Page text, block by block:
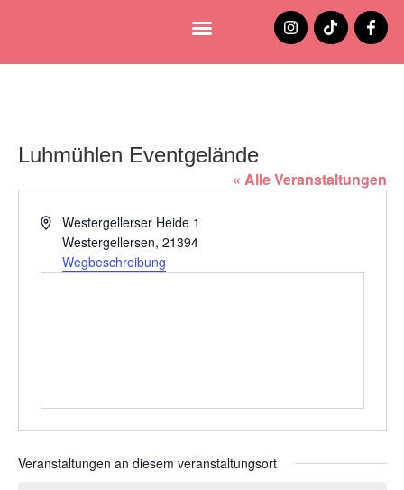
Luhmühlen Eventgelände
« Alle Veranstaltungen
AdresseWestergellerser Heide 1
Westergellersen, 21394
Wegbeschreibung
Veranstaltungen an diesem veranstaltungsort